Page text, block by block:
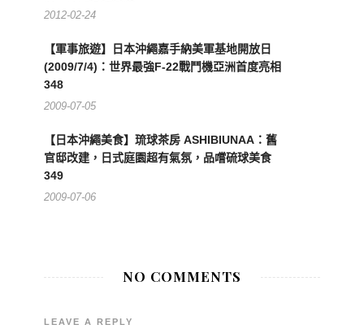
2012-02-24
【軍事旅遊】日本沖繩嘉手納美軍基地開放日
(2009/7/4)：世界最強F-22戰鬥機亞洲首度亮相
348
2009-07-05
【日本沖繩美食】琉球茶房 ASHIBIUNAA：舊
官邸改建，日式庭園超有氣氛，品嚐硫球美食
349
2009-07-06
NO COMMENTS
LEAVE A REPLY